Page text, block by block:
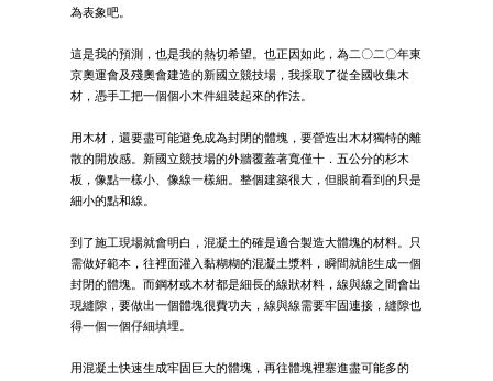
為表象吧。
這是我的預測，也是我的熱切希望。也正因如此，為二〇二〇年東
京奧運會及殘奧會建造的新國立競技場，我採取了從全國收集木
材，憑手工把一個個小木件組裝起來的作法。
用木材，還要盡可能避免成為封閉的體塊，要營造出木材獨特的離
散的開放感。新國立競技場的外牆覆蓋著寬僅十．五公分的杉木
板，像點一樣小、像線一樣細。整個建築很大，但眼前看到的只是
細小的點和線。
到了施工現場就會明白，混凝土的確是適合製造大體塊的材料。只
需做好範本，往裡面灌入黏糊糊的混凝土漿料，瞬間就能生成一個
封閉的體塊。而鋼材或木材都是細長的線狀材料，線與線之間會出
現縫隙，要做出一個體塊很費功夫，線與線需要牢固連接，縫隙也
得一個一個仔細填埋。
用混凝土快速生成牢固巨大的體塊，再往體塊裡塞進盡可能多的